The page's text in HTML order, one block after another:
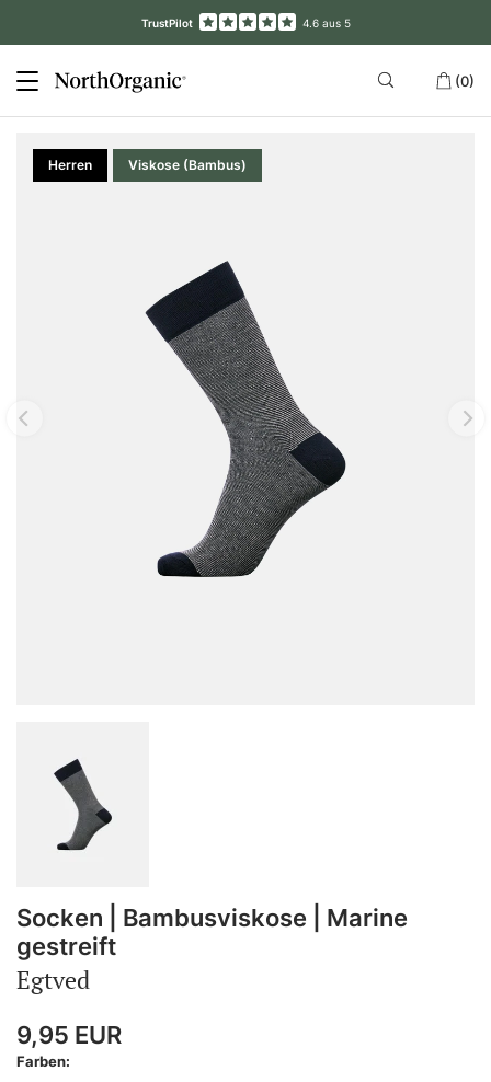
TrustPilot 4.6 aus 5
(0)
Herren Viskose (Bambus)
Socken | Bambusviskose | Marine
gestreift
Egtved
9,95 EUR
Farben: